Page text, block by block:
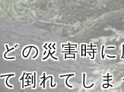
の災害時
倒れてし